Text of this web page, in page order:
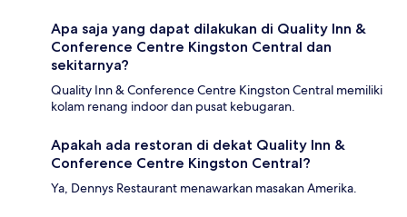
Apa saja yang dapat dilakukan di Quality Inn &
Conference Centre Kingston Central dan
sekitarnya?
Quality Inn & Conference Centre Kingston Central memiliki
kolam renang indoor dan pusat kebugaran.
Apakah ada restoran di dekat Quality Inn &
Conference Centre Kingston Central?
Ya, Dennys Restaurant menawarkan masakan Amerika.